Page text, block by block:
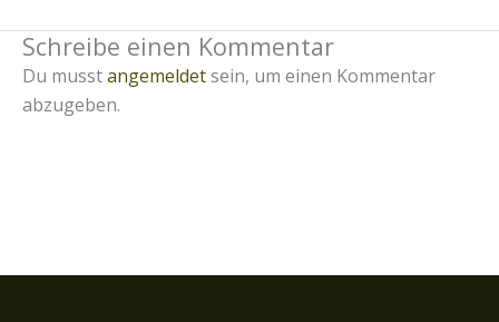
Schreibe einen Kommentar
Du musstangemeldetsein, um einen Kommentar
abzugeben.